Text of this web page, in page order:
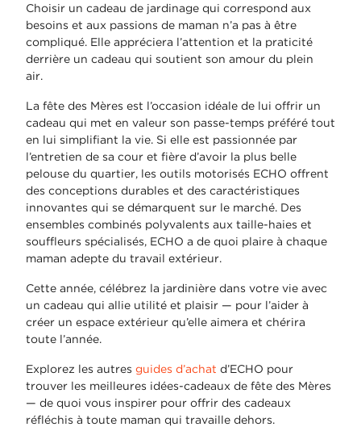
Choisir un cadeau de jardinage qui correspond aux
besoins et aux passions de maman n’a pas à être
compliqué. Elle appréciera l’attention et la praticité
derrière un cadeau qui soutient son amour du plein
air.
La fête des Mères est l’occasion idéale de lui offrir un
cadeau qui met en valeur son passe-temps préféré tout
en lui simplifiant la vie. Si elle est passionnée par
l’entretien de sa cour et fière d’avoir la plus belle
pelouse du quartier, les outils motorisés ECHO offrent
des conceptions durables et des caractéristiques
innovantes qui se démarquent sur le marché. Des
ensembles combinés polyvalents aux taille-haies et
souffleurs spécialisés, ECHO a de quoi plaire à chaque
maman adepte du travail extérieur.
Cette année, célébrez la jardinière dans votre vie avec
un cadeau qui allie utilité et plaisir — pour l’aider à
créer un espace extérieur qu’elle aimera et chérira
toute l’année.
Explorez les autres guides d’achat d’ECHO pour
trouver les meilleures idées-cadeaux de fête des Mères
— de quoi vous inspirer pour offrir des cadeaux
réfléchis à toute maman qui travaille dehors.